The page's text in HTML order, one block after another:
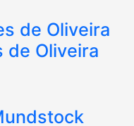
de Oliveira